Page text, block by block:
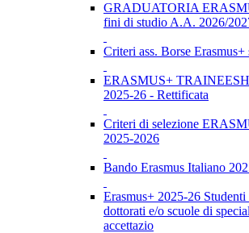
GRADUATORIA
fini di studio A.A. 2026/
Criteri ass. Borse
ERASMUS+
2025-26 - Rettificata
Criteri di selezione
2025-2026
Bando Erasmus Italiano
Erasmus+ 2025-26
dottorati e/o scuole di
accettazio